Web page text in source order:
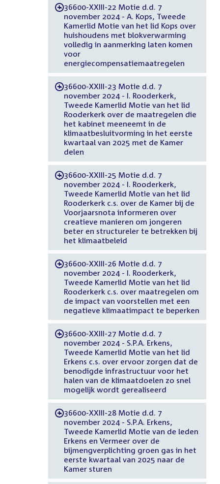
-36600-XXIII-22 Motie d.d. 7
november 2024 - A. Kops, Tweede
Kamerlid Motie van het lid Kops over
huishoudens met blokverwarming
volledig in aanmerking laten komen
voor
energiecompensatiemaatregelen
-36600-XXIII-23 Motie d.d. 7
november 2024 - I. Rooderkerk,
Tweede Kamerlid Motie van het lid
Rooderkerk over de maatregelen die
het kabinet meeneemt in de
klimaatbesluitvorming in het eerste
kwartaal van 2025 met de Kamer
delen
-36600-XXIII-25 Motie d.d. 7
november 2024 - I. Rooderkerk,
Tweede Kamerlid Motie van het lid
Rooderkerk c.s. over de Kamer bij de
Voorjaarsnota informeren over
creatieve manieren om jongeren
beter en structureler te betrekken bij
het klimaatbeleid
-36600-XXIII-26 Motie d.d. 7
november 2024 - I. Rooderkerk,
Tweede Kamerlid Motie van het lid
Rooderkerk c.s. over maatregelen om
de impact van voorstellen met een
negatieve klimaatimpact te beperken
-36600-XXIII-27 Motie d.d. 7
november 2024 - S.P.A. Erkens,
Tweede Kamerlid Motie van het lid
Erkens c.s. over ervoor zorgen dat de
benodigde infrastructuur voor het
halen van de klimaatdoelen zo snel
mogelijk wordt gerealiseerd
-36600-XXIII-28 Motie d.d. 7
november 2024 - S.P.A. Erkens,
Tweede Kamerlid Motie van de leden
Erkens en Vermeer over de
bijmengverplichting groen gas in het
eerste kwartaal van 2025 naar de
Kamer sturen